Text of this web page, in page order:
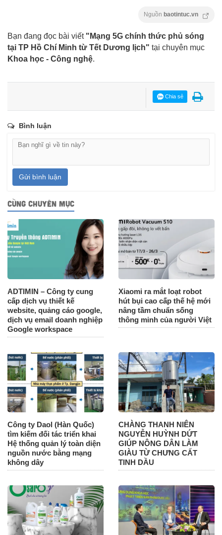
Nguồn baotintuc.vn
Bạn đang đọc bài viết "Mạng 5G chính thức phủ sóng
tại TP Hồ Chí Minh từ Tết Dương lịch" tại chuyên mục
Khoa học - Công nghệ.
Chia sẻ
Bình luận
Gửi bình luận
CÙNG CHUYÊN MỤC
ADTIMIN – Công ty cung
cấp dịch vụ thiết kế
website, quảng cáo google,
dịch vụ email doanh nghiệp
Google workspace
Xiaomi ra mắt loạt robot
hút bụi cao cấp thế hệ mới
nâng tầm chuẩn sống
thông minh của người Việt
Công ty Daol (Hàn Quốc)
tìm kiếm đối tác triển khai
Hệ thống quản lý toàn diện
nguồn nước bằng mạng
không dây
CHÀNG THANH NIÊN
NGUYỄN HUỲNH DỨT
GIÚP NÔNG DÂN LÀM
GIÀU TỪ CHƯNG CẤT
TINH DẦU